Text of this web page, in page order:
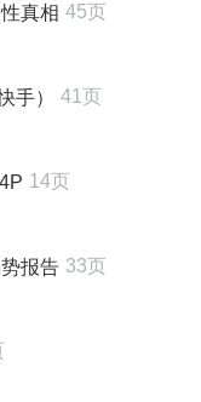
真相 45页
手） 41页
14页
报告 33页